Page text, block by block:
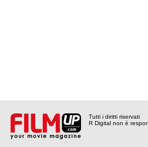
Tutti i diritti riservati
R Digital non è